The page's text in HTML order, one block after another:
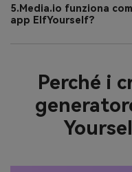
5.Media.io funziona
app ElfYourself?
Perché i